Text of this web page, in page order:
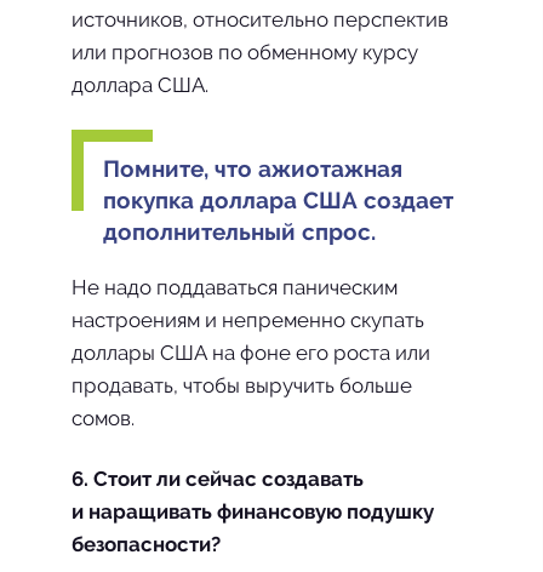
источников, относительно перспектив
или прогнозов по обменному курсу
доллара США.
Помните, что ажиотажная
покупка доллара США создает
дополнительный спрос.
Не надо поддаваться паническим
настроениям и непременно скупать
доллары США на фоне его роста или
продавать, чтобы выручить больше
сомов.
6. Стоит ли сейчас создавать
и наращивать финансовую подушку
безопасности?